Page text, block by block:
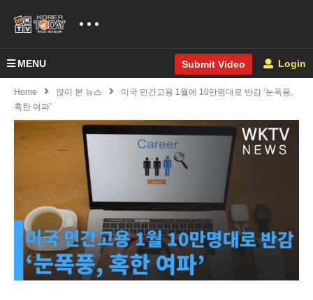
MENU Submit Video Login
Home 많이 본 뉴스
미국 민간고용 1월에 10만명대로 반감 ‘눈폭풍,
혹한 여파’